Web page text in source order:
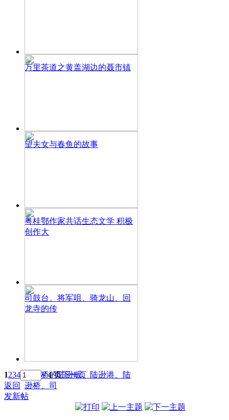
万里茶道之黄盖湖边的聂市镇
望夫女与春鱼的故事
粤桂鄂作家共话生态文学 积极
创作大
司鼓台、将军咀、骑龙山、回
龙寺的传
余家桥的陆逊畈、陆逊港、陆
逊桥、司
1234 / 4 页下一页
返回
发新帖